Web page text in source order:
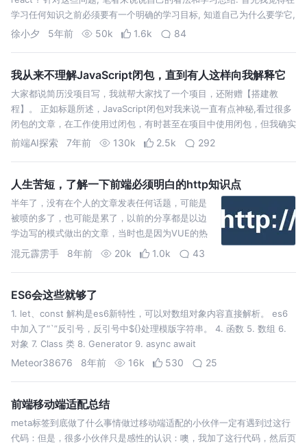
学习任何知识之前必须要有一个明确的学习目标, 知道自己为什么要学它,
而不是看网上说的一股脑的给你灌输各种知识, 让你学习…
徐小夕 5年前 50k 1.6k 84
我从来不理解JavaScript闭包，直到有人这样向我解释它
大家都说简历没项目写，我就帮大家找了一个项目，还附赠【搭建教
程】。 正如标题所述，JavaScript闭包对我来说一直有点神秘,看过很多
闭包的文章，在工作使用过闭包，有时甚至在项目中使用闭包，但我确实
是这是在使用闭包的知识。 最近看到的一些文章，终于，有人用于一种
前端AI探索 7年前 130k 2.5k 292
人生苦短，了解一下前端必须明白的http知识点
半年了，没有在个人的文章发表任何话题，可能是
被喷的多了，也可能是累了，以前的分享都是以边
学边写的模式做出的文章，当时也是因为VUE的热
点写了一堆看似现在纯小白学的东西。但是言归正
问我如…
混元霹雳手 8年前 20k 1.0k 43
ES6会这些就够了
1. let、const 解构是es6新特性，可以对数组对象内容直接解析。 es6
中加入了“`”反引号，反引号中${}处理模版字符串。 4. 函数 5. 数组 6.
对象 7. Class 类 8. Generator 9. async await
Meteor38676 8年前 16k 530 25
前端移动端适配总结
meta标签到底做了什么事情做过移动端适配的小伙伴一定有遇到过这行
代码：但是，很多小伙伴只是感性的认识：噢，我加了这行代码，然后页